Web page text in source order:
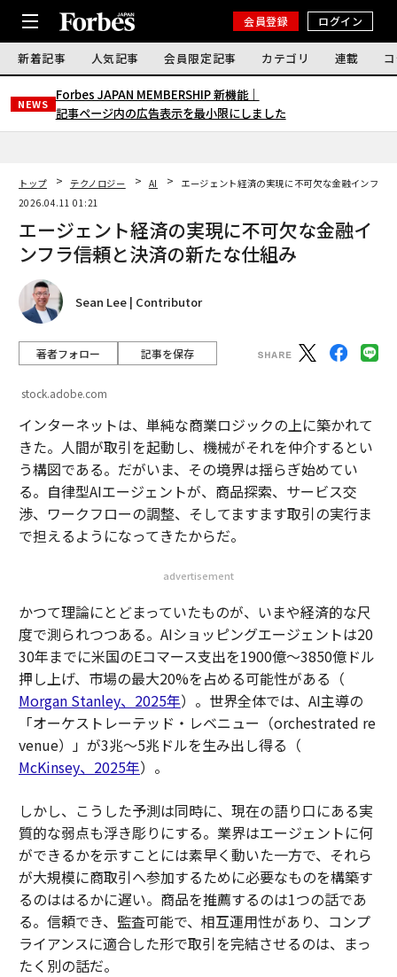
会員登録 ログイン
新着記事 人気記事 会員限定記事 カテゴリ 連載
NEWS
Forbes JAPAN MEMBERSHIP 新機能｜
記事ページ内の広告表示を最小限にしました
トップ テクノロジー AI
エージェント経済の実現に不可欠な金融インフラ――
2026.04.11 01:21
エージェント経済の実現に不可欠な金融イ
ンフラ――信頼と決済の新たな仕組み
Sean Lee | Contributor
著者フォロー 記事を保存
stock.adobe.com
インターネットは、単純な商業ロジックの上に築かれて
きた。人間が取引を起動し、機械がそれを仲介するとい
う構図である。だがいま、その境界は揺らぎ始めてい
る。自律型AIエージェントが、商品探索、サービス交
渉、ワークフローの調整、そしてますます取引の実行ま
で担えるようになってきたからだ。
advertisement
かつて理論にとどまっていたものが、いまや経済的な尺
度で測られつつある。AIショッピングエージェントは20
30年までに米国のEコマース支出を1900億〜3850億ドル
押し上げ、市場の最大20%を占める可能性がある（
Morgan Stanley、2025年）。世界全体では、AI主導の
「オーケストレーテッド・レベニュー（orchestrated re
venue）」が3兆〜5兆ドルを生み出し得る（
McKinsey、2025年）。
しかし、こうした予測は同時に、現在の語り口にある実
質的な弱点も浮き彫りにする。業界はエージェントに何
ができるかを示すことには素早く動いた一方で、それら
が大規模に商取引へ参加するために必要なものを構築す
るのははるかに遅い。商品を推薦するのは1つの話であ
る。信頼でき、監査可能で、相互運用性があり、コンプ
ライアンスに適合した形で取引を完結させるのは、まっ
たく別の話だ。